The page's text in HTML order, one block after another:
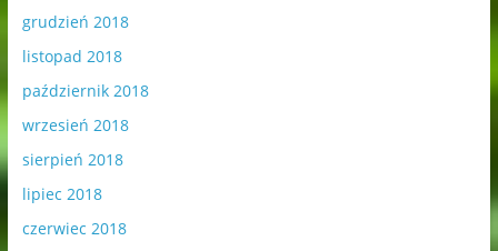
grudzień 2018
listopad 2018
październik 2018
wrzesień 2018
sierpień 2018
lipiec 2018
czerwiec 2018